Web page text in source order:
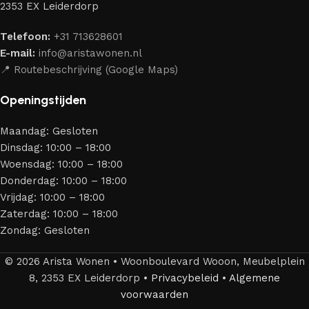
bewijzen. Al onze leveranciers garanderen meubels van
aantrekkelijk design en optimale veiligheid — zodat je
jarenlang kunt genieten van jouw interieur.
2353 EX Leiderdorp
Telefoon: +31 713628601
E-mail: info@aristawonen.nl
📍 Routebeschrijving (Google Maps)
Openingstijden
Maandag: Gesloten
Dinsdag: 10:00 – 18:00
Woensdag: 10:00 – 18:00
Donderdag: 10:00 – 18:00
Vrijdag: 10:00 – 18:00
Zaterdag: 10:00 – 18:00
Zondag: Gesloten
© 2026 Arista Wonen • Woonboulevard Wooon, Meubelplein
8, 2353 EX Leiderdorp • Privacybeleid • Algemene
voorwaarden